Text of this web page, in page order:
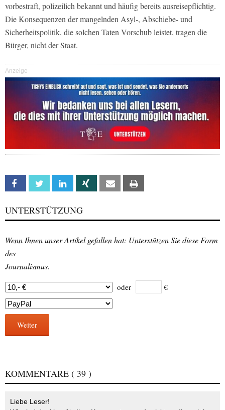
vorbestraft, polizeilich bekannt und häufig bereits ausreisepflichtig.
Die Konsequenzen der mangelnden Asyl-, Abschiebe- und
Sicherheitspolitik, die solchen Taten Vorschub leistet, tragen die
Bürger, nicht der Staat.
Anzeige
Facebook Twitter Linkedin Xing Email
UNTERSTÜTZUNG
Wenn Ihnen unser Artikel gefallen hat: Unterstützen Sie diese Form
des
Journalismus.
oder €
Weiter
KOMMENTARE ( 39 )
Liebe Leser!